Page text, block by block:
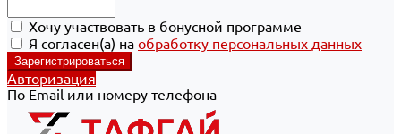
Хочу участвовать в бонусной программе
Я согласен(а) на обработку персональных данных
Авторизация
По Email или номеру телефона